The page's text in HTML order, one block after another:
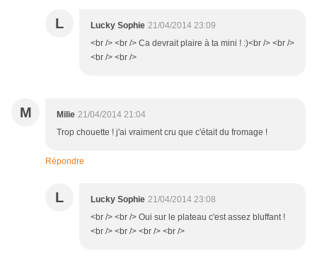
L Lucky Sophie 21/04/2014 23:09
<br /> <br /> Ca devrait plaire à ta mini ! :)<br /> <br />
<br /> <br />
M Milie 21/04/2014 21:04
Trop chouette ! j'ai vraiment cru que c'était du fromage !
Répondre
L Lucky Sophie 21/04/2014 23:08
<br /> <br /> Oui sur le plateau c'est assez bluffant !
<br /> <br /> <br /> <br />